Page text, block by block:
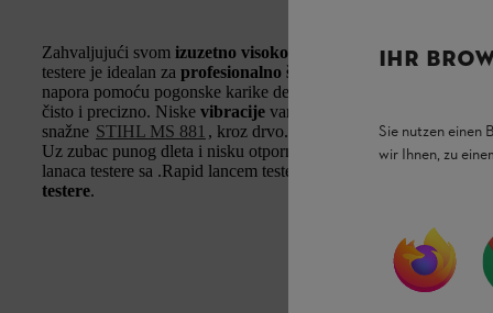
Zahvaljujući svom izuzetno visokom učinku probijanja i
testere je idealan za profesionalno šumarstvo i sakupljanje
napora pomoću pogonske karike debljine 1,6 mm. Kvalitet
čisto i precizno. Niske vibracije vam
snažne STIHL MS 881 , kroz drvo.
Uz zubac punog dleta i nisku otpornost na rezanje, možete
lanaca testere sa .Rapid lancem testere od 404 inča
testere.
IHR
Sie nutzen einen
wir Ihnen, zu